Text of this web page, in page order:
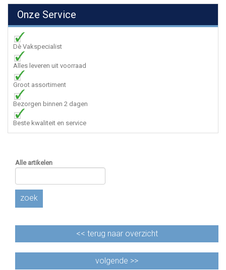
Onze Service
Dè Vakspecialist
Alles leveren uit voorraad
Groot assortiment
Bezorgen binnen 2 dagen
Beste kwaliteit en service
Alle artikelen
zoek
<< terug naar overzicht
volgende >>